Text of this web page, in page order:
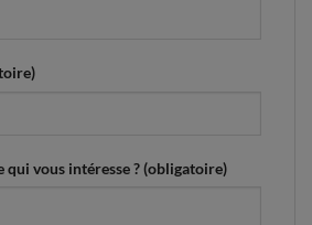
qui vous intéresse ? (obligatoire)